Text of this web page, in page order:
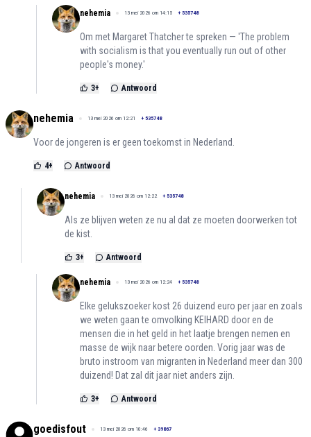
nehemia 13 mei 2026 om 14:15 + 535748
Om met Margaret Thatcher te spreken — 'The problem
with socialism is that you eventually run out of other
people's money.'
3+ Antwoord
nehemia 13 mei 2026 om 12:21 + 535748
Voor de jongeren is er geen toekomst in Nederland.
4+ Antwoord
nehemia 13 mei 2026 om 12:22 + 535748
Als ze blijven weten ze nu al dat ze moeten doorwerken tot
de kist.
3+ Antwoord
nehemia 13 mei 2026 om 12:24 + 535748
Elke gelukszoeker kost 26 duizend euro per jaar en zoals
we weten gaan te omvolking KEIHARD door en de
mensen die in het geld in het laatje brengen nemen en
masse de wijk naar betere oorden. Vorig jaar was de
bruto instroom van migranten in Nederland meer dan 300
duizend! Dat zal dit jaar niet anders zijn.
3+ Antwoord
goedisfout 13 mei 2026 om 10:46 + 39867